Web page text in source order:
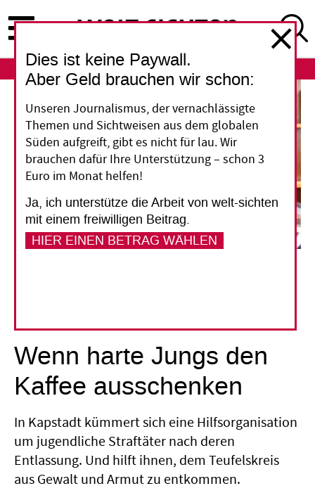
zum
Inhalt
ABO
Wenn harte Jungs den
Kaffee ausschenken
In Kapstadt kümmert sich eine Hilfsorganisation
um jugendliche Straftäter nach deren
Entlassung. Und hilft ihnen, dem Teufelskreis
aus Gewalt und Armut zu entkommen.
Dies ist keine Paywall.
Aber Geld brauchen wir schon:
Unseren Journalismus, der vernachlässigte
Themen und Sichtweisen aus dem globalen
Süden aufgreift, gibt es nicht für lau. Wir
brauchen dafür Ihre Unterstützung – schon 3
Euro im Monat helfen!
Ja, ich unterstütze die Arbeit von welt-sichten
mit einem freiwilligen Beitrag.
HIER EINEN BETRAG WÄHLEN